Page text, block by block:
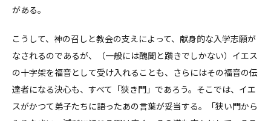
がある。
こうして、神の召しと教会の支えによって、献身的な入学志願が
なされるのであるが、（一般には醜聞と躓きでしかない）イエス
の十字架を福音として受け入れることも、さらにはその福音の伝
達者になる決心も、すべて「狭き門」であろう。そこでは、イエ
スがかつて弟子たちに語ったあの言葉が妥当する。「狭い門から